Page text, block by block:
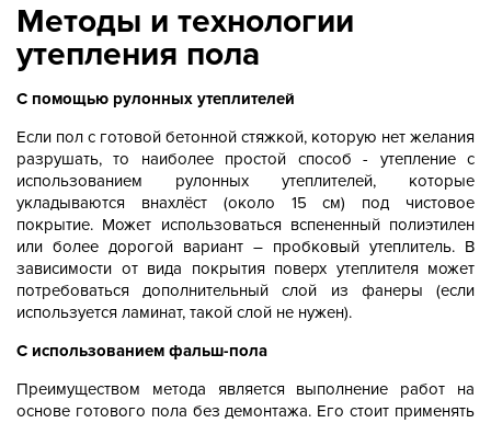
Методы и технологии
утепления пола
С помощью рулонных утеплителей
Если пол с готовой бетонной стяжкой, которую нет желания
разрушать, то наиболее простой способ - утепление с
использованием рулонных утеплителей, которые
укладываются внахлёст (около 15 см) под чистовое
покрытие. Может использоваться вспененный полиэтилен
или более дорогой вариант – пробковый утеплитель. В
зависимости от вида покрытия поверх утеплителя может
потребоваться дополнительный слой из фанеры (если
используется ламинат, такой слой не нужен).
С использованием фальш-пола
Преимуществом метода является выполнение работ на
основе готового пола без демонтажа. Его стоит применять